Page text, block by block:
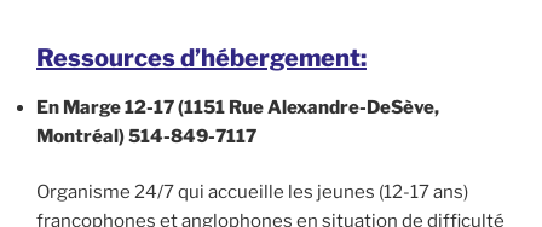
Ressources d’hébergement:
En Marge 12-17 (1151 Rue Alexandre-DeSève,
Montréal)514-849-7117
Organisme 24/7 qui accueille les jeunes (12-17 ans)
francophones et anglophones en situation de difficulté